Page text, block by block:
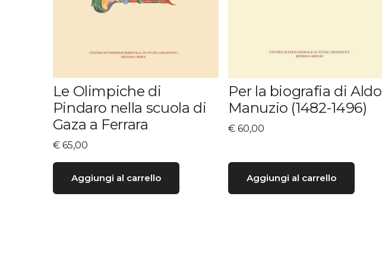
Le Olimpiche di
Pindaro nella scuola di
Gaza a Ferrara
€65,00
Aggiungi al carrello
Per la biografia di Aldo
Manuzio (1482-1496)
€ 60,00
Aggiungi al carrello